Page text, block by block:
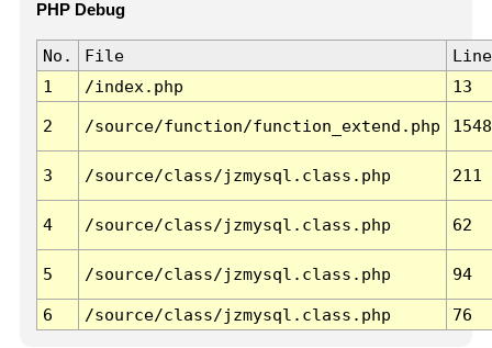
PHP Debug
No. File
Line
1
/index.php 13
2 /source/function/function_extend.php 1548
3 /source/class/jzmysql.class.php 211
4 /source/class/jzmysql.class.php 62
5 /source/class/jzmysql.class.php 94
6 /source/class/jzmysql.class.php 76